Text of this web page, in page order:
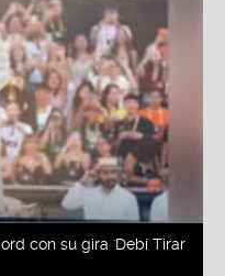
con su gira 'Debí Tirar